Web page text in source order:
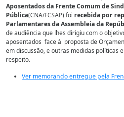
Aposentados da Frente Comum de
Pública(CNA/FCSAP) foi recebida por
Parlamentares da Assembleia da
de audiência que lhes dirigiu com o
aposentados face à proposta de
em discussão, e outras medidas políticas
respeito.
Ver memorando entregue pela